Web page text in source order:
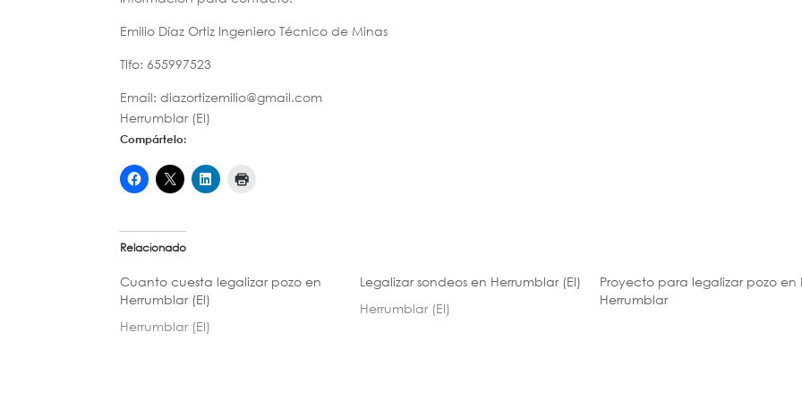
Emilio Díaz Ortiz Ingeniero Técnico de Minas
Tlfo: 655997523
Email: diazortizemilio@gmail.com
Herrumblar (El)
Compártelo:
Relacionado
Cuanto cuesta legalizar pozo en
Herrumblar (El)
Herrumblar (El)
Legalizar sondeos en Herrumblar (El)
Herrumblar (El)
Proyecto para legalizar pozo en
Herrumblar